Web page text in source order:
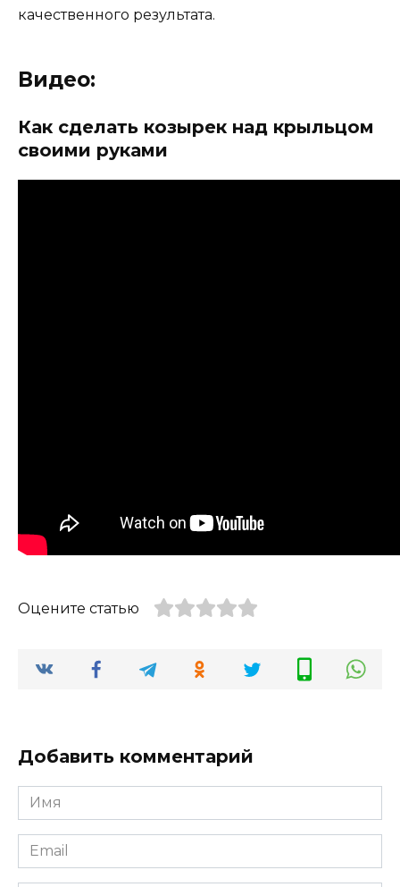
качественного результата.
Видео:
Как сделать козырек над крыльцом
своими руками
Оцените статью
Добавить комментарий
Имя
*
Email
*